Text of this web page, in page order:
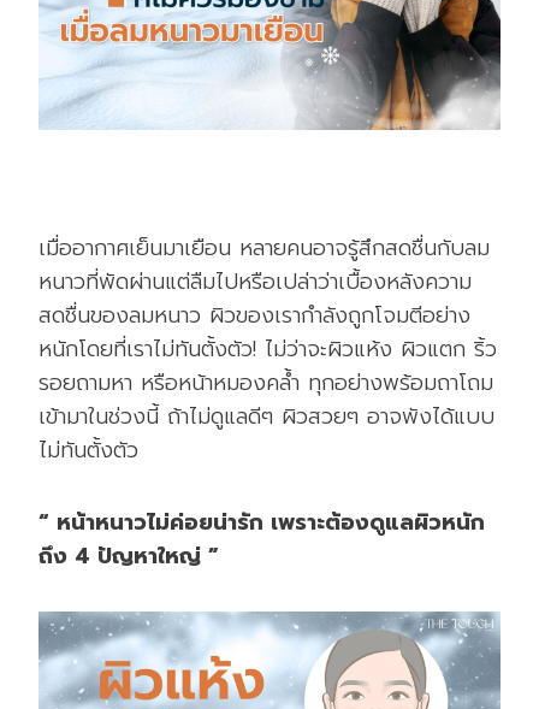
เมื่ออากาศเย็นมาเยือน หลายคนอาจรู้สึกสดชื่นกับลม
หนาวที่พัดผ่านแต่ลืมไปหรือเปล่าว่าเบื้องหลังความ
สดชื่นของลมหนาว ผิวของเรากำลังถูกโจมตีอย่าง
หนักโดยที่เราไม่ทันตั้งตัว! ไม่ว่าจะผิวแห้ง ผิวแตก ริ้ว
รอยถามหา หรือหน้าหมองคล้ำ ทุกอย่างพร้อมถาโถม
เข้ามาในช่วงนี้ ถ้าไม่ดูแลดีๆ ผิวสวยๆ อาจพังได้แบบ
ไม่ทันตั้งตัว
“ หน้าหนาวไม่ค่อยน่ารัก เพราะต้องดูแลผิวหนัก
ถึง 4 ปัญหาใหญ่ ”